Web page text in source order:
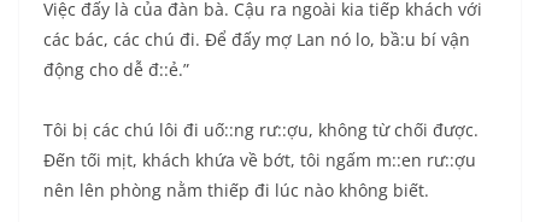
Việc đấy là của đàn bà. Cậu ra ngoài kia tiếp khách với
các bác, các chú đi. Để đấy mợ Lan nó lo, bầ:u bí vận
động cho dễ đ::ẻ.”
Tôi bị các chú lôi đi uố::ng rư::ợu, không từ chối được.
Đến tối mịt, khách khứa về bớt, tôi ngấm m::en rư::ợu
nên lên phòng nằm thiếp đi lúc nào không biết.